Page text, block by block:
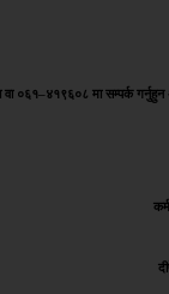
०६१–४१९६०८ मा सम्पर्क गर्नुहुन